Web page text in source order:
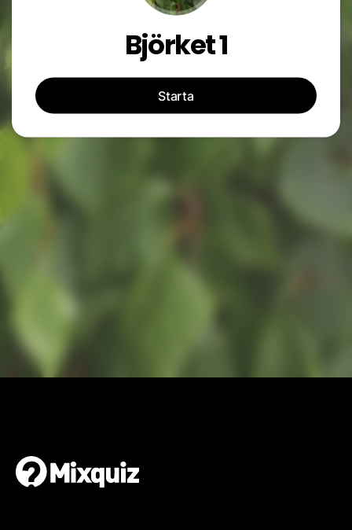
Björket 1
Starta